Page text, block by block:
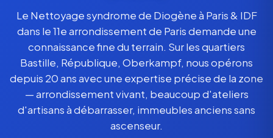
Le Nettoyage syndrome de Diogène à Paris & IDF
dans le 11e arrondissement de Paris demande une
connaissance fine du terrain. Sur les quartiers
Bastille, République, Oberkampf, nous opérons
depuis 20 ans avec une expertise précise de la zone
— arrondissement vivant, beaucoup d'ateliers
d'artisans à débarrasser, immeubles anciens sans
ascenseur.